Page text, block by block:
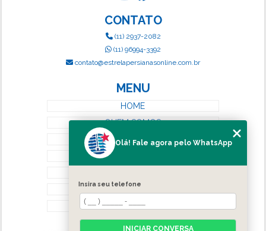
CONTATO
(11) 2937-2082
(11) 96994-3392
contato@estrelapersianasonline.com.br
MENU
HOME
QUEM SOMOS
SERVIÇOS
CATEGORIAS
MAPA DO SITE
Olá! Fale agora pelo WhatsApp
Insira seu telefone
INICIAR CONVERSA